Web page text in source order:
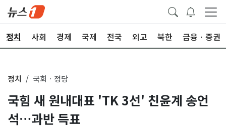
정치 사회 경제 국제 전국 외교 북한 금융ㆍ증권
정치 국회ㆍ정당
국힘 새 원내대표 'TK 3선' 친윤계 송언
석…과반 득표